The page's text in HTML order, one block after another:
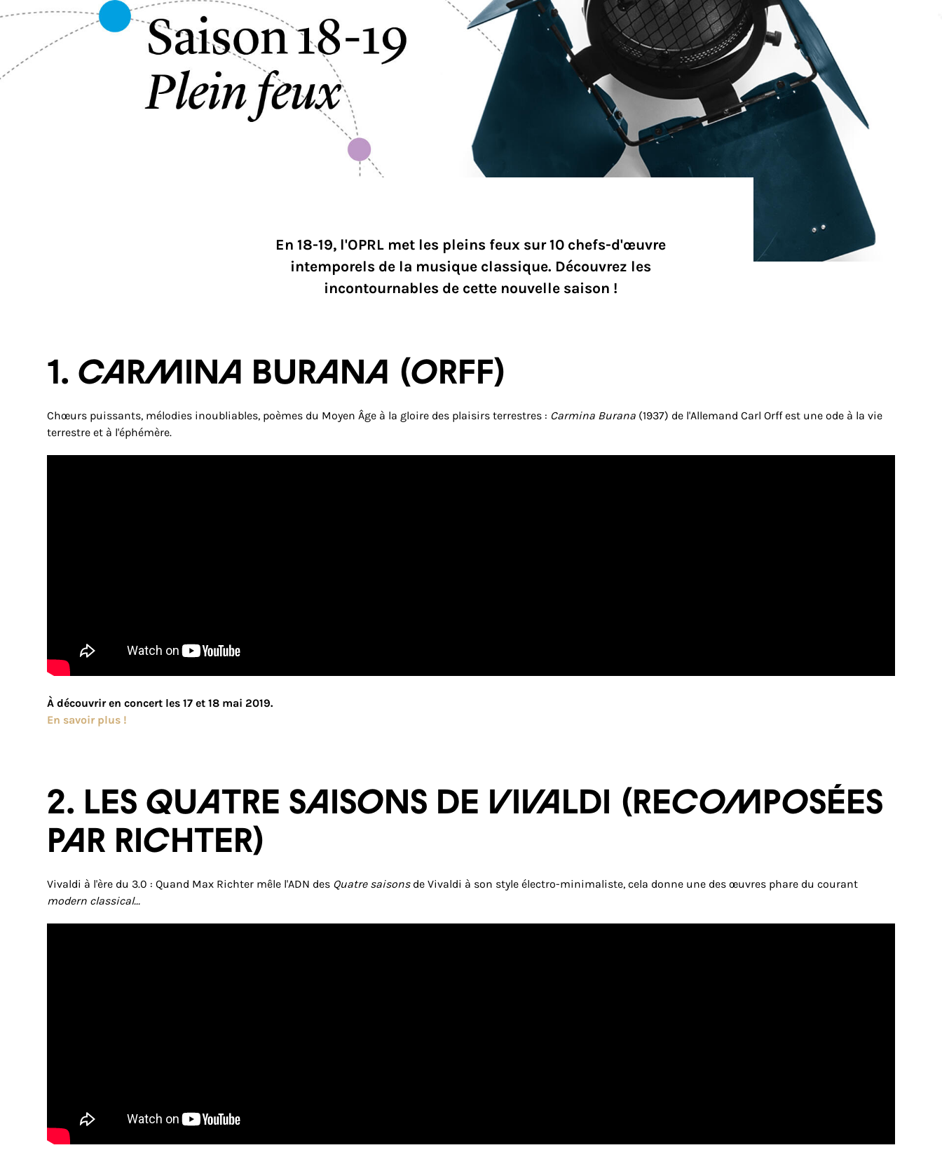
En 18-19, l'OPRL met les pleins feux sur 10 chefs-d'œuvre
intemporels de la musique classique. Découvrez les
incontournables de cette nouvelle saison !
1. CARMINA BURANA (Orff)
Chœurs puissants, mélodies inoubliables, poèmes du Moyen Âge à la gloire des plaisirs terrestres : Carmina Burana (1937) de l'Allemand Carl Orff est une ode à la vie
terrestre et à l'éphémère.
À découvrir en concert les 17 et 18 mai 2019.
En savoir plus !
2. LES QUATRE SAISONS DE VIVALDI (recomposées
par Richter)
Vivaldi à l'ère du 3.0 : Quand Max Richter mêle l'ADN des Quatre saisonsde Vivaldi à son style électro-minimaliste, cela donne une des œuvres phare du courant
modern classical...